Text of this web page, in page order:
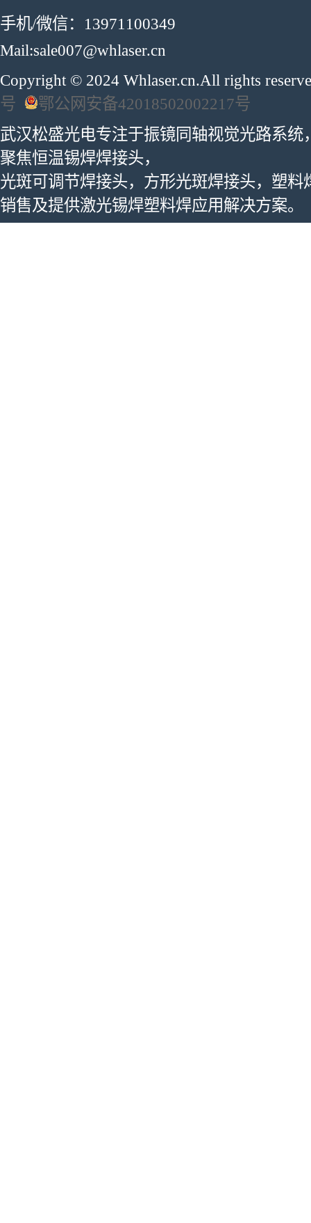
手机/微信：13971100349
Mail:sale007@whlaser.cn
Copyright © 2024 Whlaser.cn.All rights
号
鄂公网安备42018502002217号
武汉松盛光电专注于振镜同轴视觉光路系统
聚焦恒温锡焊焊接头，
光斑可调节焊接头，方形光斑焊接头，塑料
销售及提供激光锡焊塑料焊应用解决方案。